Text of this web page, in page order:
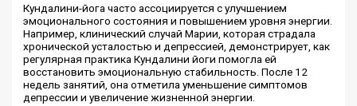
Кундалини-йога часто ассоциируется с улучшением
эмоционального состояния и повышением уровня энергии.
Например, клинический случай Марии, которая страдала
хронической усталостью и депрессией, демонстрирует, как
регулярная практика Кундалини йоги помогла ей
восстановить эмоциональную стабильность. После 12
недель занятий, она отметила уменьшение симптомов
депрессии и увеличение жизненной энергии.